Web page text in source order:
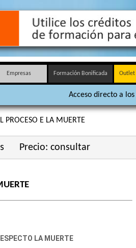
Empresas Formación Bonificada Outlet
Acceso directo a los
E LA MUERTE
Precio: consultar
LA MUERTE